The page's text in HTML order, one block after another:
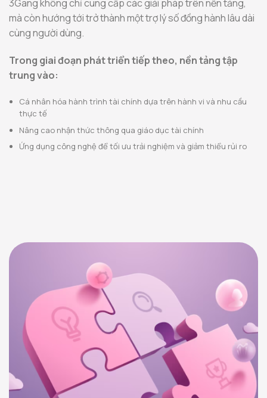
3Gang không chỉ cung cấp các giải pháp trên nền tảng,
mà còn hướng tới trở thành một trợ lý số đồng hành lâu dài
cùng người dùng.
Trong giai đoạn phát triển tiếp theo, nền tảng tập
trung vào:
Cá nhân hóa hành trình tài chính dựa trên hành vi và nhu cầu
thực tế
Nâng cao nhận thức thông qua giáo dục tài chính
Ứng dụng công nghệ để tối ưu trải nghiệm và giảm thiểu rủi ro